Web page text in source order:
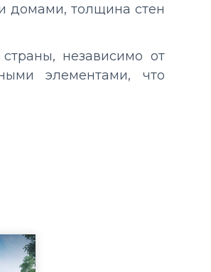
домами, толщина стен
независимо от
элементами, что